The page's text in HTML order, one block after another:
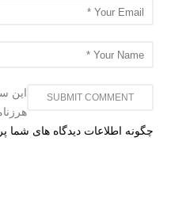
این
چگونه اطلاعات دیدگاه های